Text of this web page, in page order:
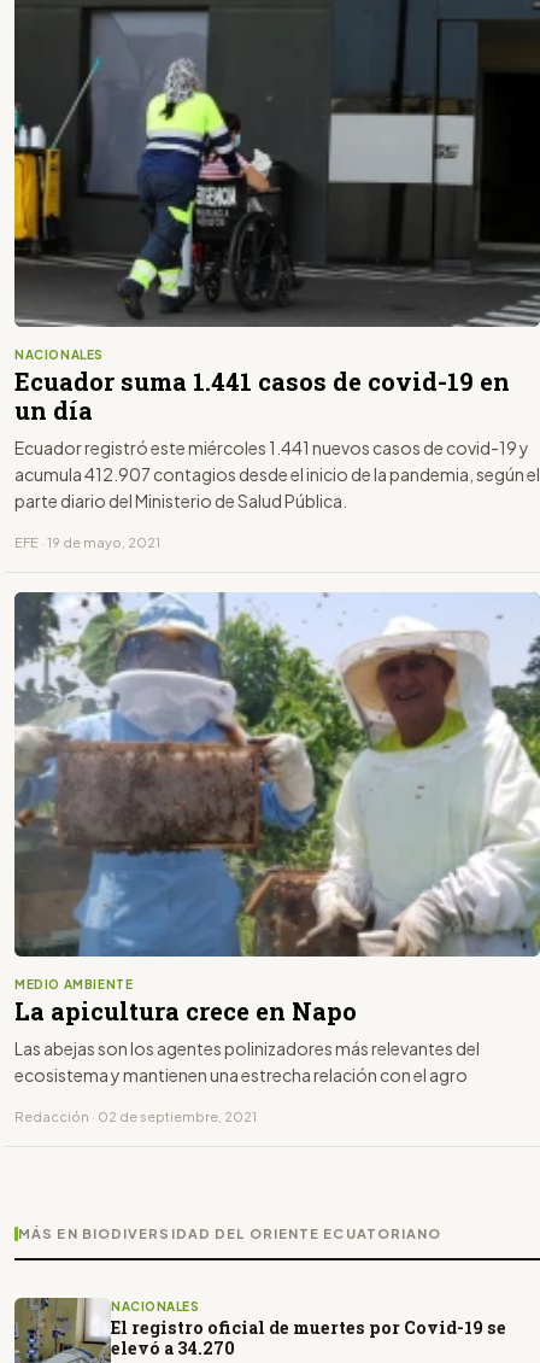
NACIONALES
Ecuador suma 1.441 casos de covid-19 en
un día
Ecuador registró este miércoles 1.441 nuevos casos de covid-19 y
acumula 412.907 contagios desde el inicio de la pandemia, según el
parte diario del Ministerio de Salud Pública.
EFE · 19 de mayo, 2021
MEDIO AMBIENTE
La apicultura crece en Napo
Las abejas son los agentes polinizadores más relevantes del
ecosistema y mantienen una estrecha relación con el agro
Redacción · 02 de septiembre, 2021
MÁS EN BIODIVERSIDAD DEL ORIENTE ECUATORIANO
NACIONALES
El registro oficial de muertes por Covid-19 se
elevó a 34.270